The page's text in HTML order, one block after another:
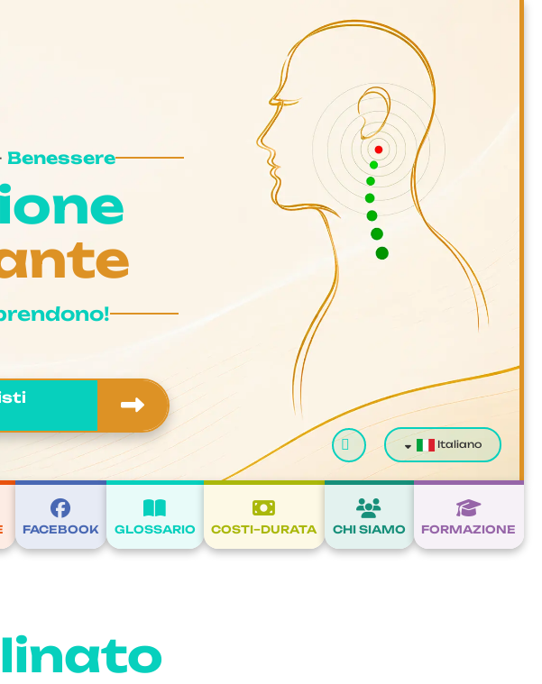
Benessere
Cerca Italiano
FACEBOOK GLOSSARIO COSTI–DURATA CHI SIAMO FORMAZIONE